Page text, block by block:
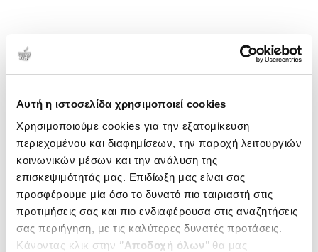
Αυτή η ιστοσελίδα χρησιμοποιεί cookies
Χρησιμοποιούμε cookies για την εξατομίκευση
περιεχομένου και διαφημίσεων, την παροχή λειτουργιών
κοινωνικών μέσων και την ανάλυση της
επισκεψιμότητάς μας. Επιδίωξη μας είναι σας
προσφέρουμε μία όσο το δυνατό πιο ταιριαστή στις
προτιμήσεις σας και πιο ενδιαφέρουσα στις αναζητήσεις
σας περιήγηση, με τις καλύτερες δυνατές προτάσεις.
Κάνοντας κλικ στην ‘’Αποδοχή όλων’’ θα μας